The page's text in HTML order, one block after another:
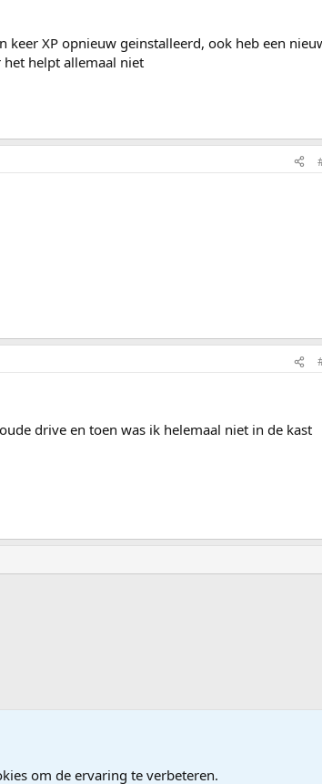
XP opnieuw geinstalleerd, ook heb een
helpt allemaal niet
drive en toen was ik helemaal niet in de kast
om de ervaring te verbeteren.